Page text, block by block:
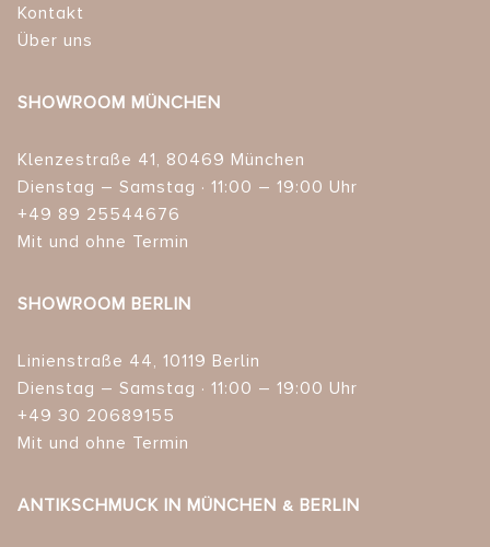
Kontakt
Über uns
SHOWROOM MÜNCHEN
Klenzestraße 41, 80469 München
Dienstag – Samstag · 11:00 – 19:00 Uhr
+49 89 25544676
Mit und ohne Termin
SHOWROOM BERLIN
Linienstraße 44, 10119 Berlin
Dienstag – Samstag · 11:00 – 19:00 Uhr
+49 30 20689155
Mit und ohne Termin
ANTIKSCHMUCK IN MÜNCHEN & BERLIN